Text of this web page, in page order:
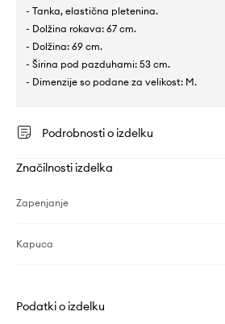
- Tanka, elastična pletenina.
- Dolžina rokava: 67 cm.
- Dolžina: 69 cm.
- Širina pod pazduhami: 53 cm.
- Dimenzije so podane za velikost: M.
Podrobnosti o izdelku
Značilnosti izdelka
Zapenjanje
Kapuca
Podatki o izdelku